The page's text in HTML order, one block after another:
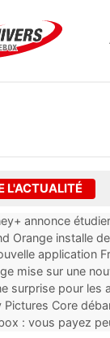
L'ACTUALITÉ
annonce
Orange installe
application
Freebox,
mise sur une
surprise pour les
Pictures Core
: vous payez